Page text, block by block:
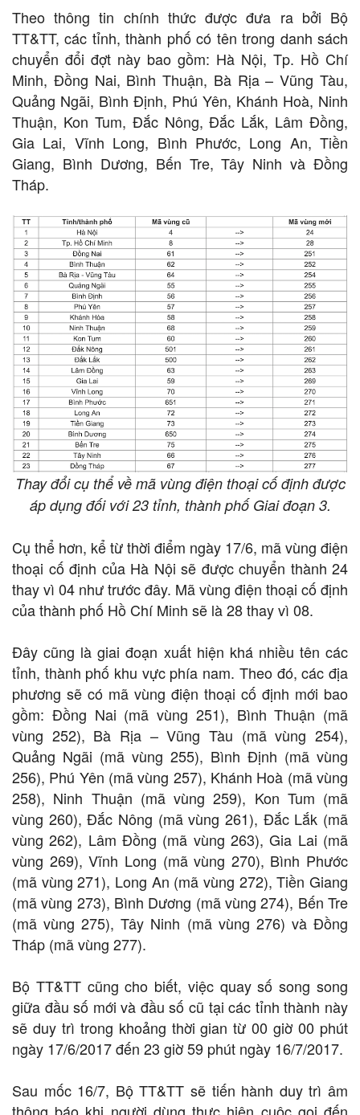
Theo thông tin chính thức được đưa ra bởi Bộ
TT&TT, các tỉnh, thành phố có tên trong danh sách
chuyển đổi đợt này bao gồm: Hà Nội, Tp. Hồ Chí
Minh, Đồng Nai, Bình Thuận, Bà Rịa – Vũng Tàu,
Quảng Ngãi, Bình Định, Phú Yên, Khánh Hoà, Ninh
Thuận, Kon Tum, Đắc Nông, Đắc Lắk, Lâm Đồng,
Gia Lai, Vĩnh Long, Bình Phước, Long An, Tiền
Giang, Bình Dương, Bến Tre, Tây Ninh và Đồng
Tháp.
Thay đổi cụ thể về mã vùng điện thoại cố định được
áp dụng đối với 23 tỉnh, thành phố Giai đoạn 3.
Cụ thể hơn, kể từ thời điểm ngày 17/6, mã vùng điện
thoại cố định của Hà Nội sẽ được chuyển thành 24
thay vì 04 như trước đây. Mã vùng điện thoại cố định
của thành phố Hồ Chí Minh sẽ là 28 thay vì 08.
Đây cũng là giai đoạn xuất hiện khá nhiều tên các
tỉnh, thành phố khu vực phía nam. Theo đó, các địa
phương sẽ có mã vùng điện thoại cố định mới bao
gồm: Đồng Nai (mã vùng 251), Bình Thuận (mã
vùng 252), Bà Rịa – Vũng Tàu (mã vùng 254),
Quảng Ngãi (mã vùng 255), Bình Định (mã vùng
256), Phú Yên (mã vùng 257), Khánh Hoà (mã vùng
258), Ninh Thuận (mã vùng 259), Kon Tum (mã
vùng 260), Đắc Nông (mã vùng 261), Đắc Lắk (mã
vùng 262), Lâm Đồng (mã vùng 263), Gia Lai (mã
vùng 269), Vĩnh Long (mã vùng 270), Bình Phước
(mã vùng 271), Long An (mã vùng 272), Tiền Giang
(mã vùng 273), Bình Dương (mã vùng 274), Bến Tre
(mã vùng 275), Tây Ninh (mã vùng 276) và Đồng
Tháp (mã vùng 277).
Bộ TT&TT cũng cho biết, việc quay số song song
giữa đầu số mới và đầu số cũ tại các tỉnh thành này
sẽ duy trì trong khoảng thời gian từ 00 giờ 00 phút
ngày 17/6/2017 đến 23 giờ 59 phút ngày 16/7/2017.
Sau mốc 16/7, Bộ TT&TT sẽ tiến hành duy trì âm